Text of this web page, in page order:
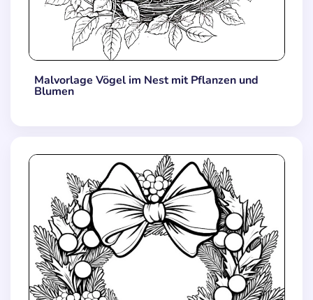
Malvorlage Vögel im Nest mit Pflanzen und
Blumen